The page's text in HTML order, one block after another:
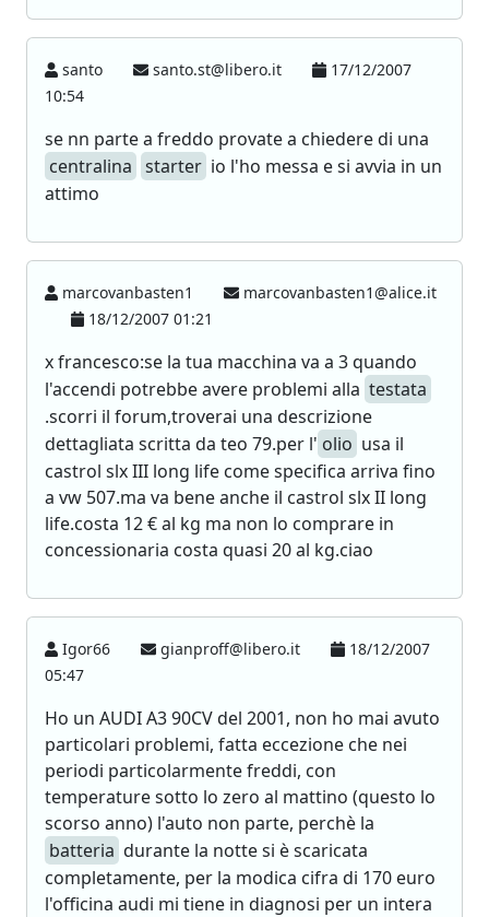
santo santo.st@libero.it
17/12/2007
10:54
se nn parte a freddo provate a chiedere di una
centralina starter io l'ho messa e si avvia in un
attimo
marcovanbasten1
marcovanbasten1@alice.it
18/12/2007 01:21
x francesco:se la tua macchina va a 3 quando
l'accendi potrebbe avere problemi alla testata
.scorri il forum,troverai una descrizione
dettagliata scritta da teo 79.per l' olio usa il
castrol slx III long life come specifica arriva fino
a vw 507.ma va bene anche il castrol slx II long
life.costa 12 € al kg ma non lo comprare in
concessionaria costa quasi 20 al kg.ciao
Igor66 gianproff@libero.it
18/12/2007
05:47
Ho un AUDI A3 90CV del 2001, non ho mai avuto
particolari problemi, fatta eccezione che nei
periodi particolarmente freddi, con
temperature sotto lo zero al mattino (questo lo
scorso anno) l'auto non parte, perchè la
batteria durante la notte si è scaricata
completamente, per la modica cifra di 170 euro
l'officina audi mi tiene in diagnosi per un intera